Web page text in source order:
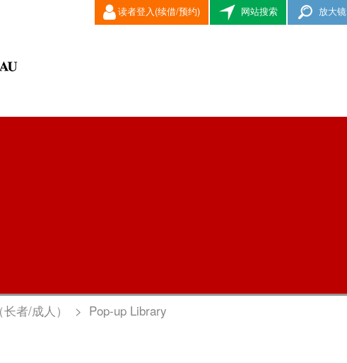
读者登入(续借/预约) 网站搜索 放大镜
者/成人） > Pop-up Library